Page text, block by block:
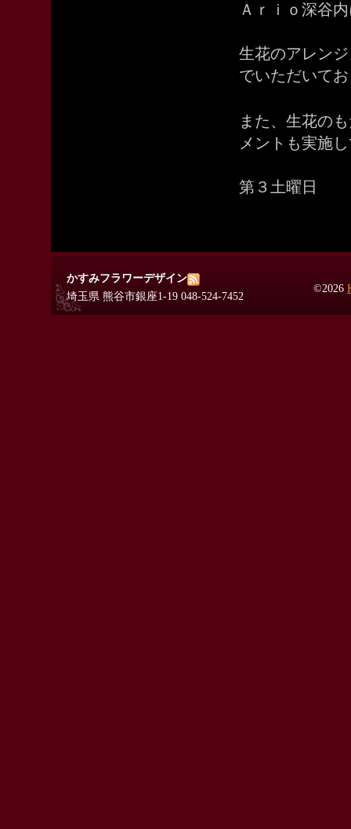
Ａｒｉｏ深谷
生花のアレン
でいただいて
また、生花の
メントも実施
第３土曜
©2026
かすみフラワーデザイン
埼玉県 熊谷市銀座1-19 048-524-7452